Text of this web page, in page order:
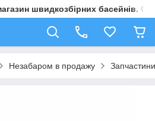
швидкозбірних басейнів.
Незабаром в продажу